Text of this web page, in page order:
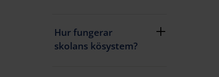
Hur fungerar
skolans kösystem?